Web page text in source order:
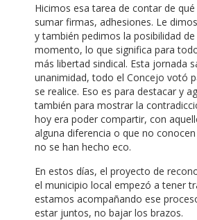
Hicimos esa tarea de contar de
sumar firmas, adhesiones. Le
y también pedimos la posibilidad
momento, lo que significa para
más libertad sindical. Esta jornada
unanimidad, todo el Concejo votó
se realice. Eso es para destacar y
también para mostrar la
hoy era poder compartir, con
alguna diferencia o que no
no se han hecho eco.
En estos días, el proyecto de
el municipio local empezó a tener
estamos acompañando ese
estar juntos, no bajar los brazos.